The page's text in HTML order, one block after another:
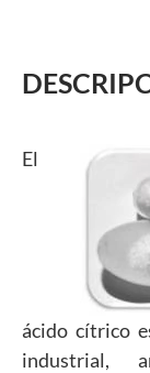
El
ácido cítrico
industrial,